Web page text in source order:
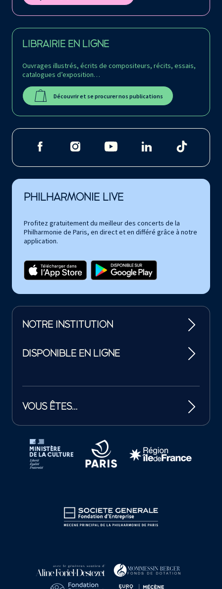
LIBRAIRIE EN LIGNE
Ouvrages illustrés, écrits de compositeurs, récits, essais,
catalogues d’exposition…
Découvrir et se procurer nos publications
PHILHARMONIE LIVE
Profitez gratuitement du meilleur des concerts de la
Philharmonie de Paris, en direct et en différé grâce à notre
application.
NOTRE INSTITUTION
DISPONIBLE EN LIGNE
VOUS ÊTES…
Tutelles et mécènes de la Philharmonie de Paris